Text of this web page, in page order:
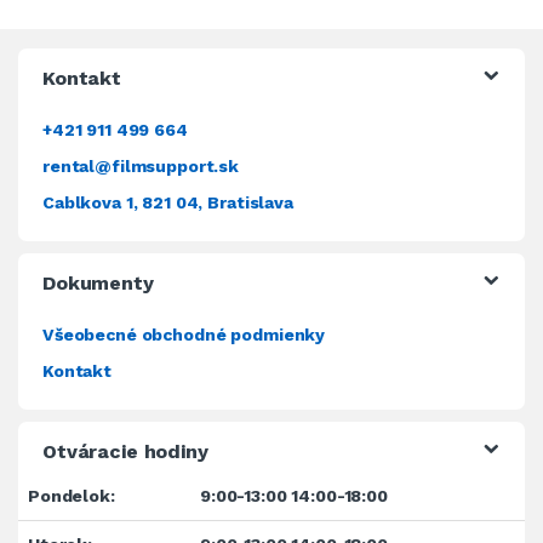
Kontakt
+421 911 499 664
rental@filmsupport.sk
Cablkova 1, 821 04, Bratislava
Dokumenty
Všeobecné obchodné podmienky
Kontakt
Otváracie hodiny
Pondelok: 9:00-13:00 14:00-18:00